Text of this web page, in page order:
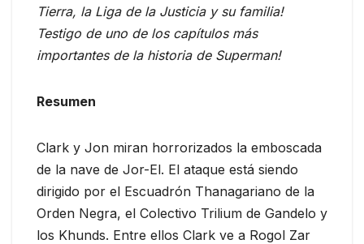
Tierra, la Liga de la Justicia y su familia!
Testigo de uno de los capítulos más
importantes de la historia de Superman!
Resumen
Clark y Jon miran horrorizados la emboscada
de la nave de Jor-El. El ataque está siendo
dirigido por el Escuadrón Thanagariano de la
Orden Negra, el Colectivo Trilium de Gandelo y
los Khunds. Entre ellos Clark ve a Rogol Zar